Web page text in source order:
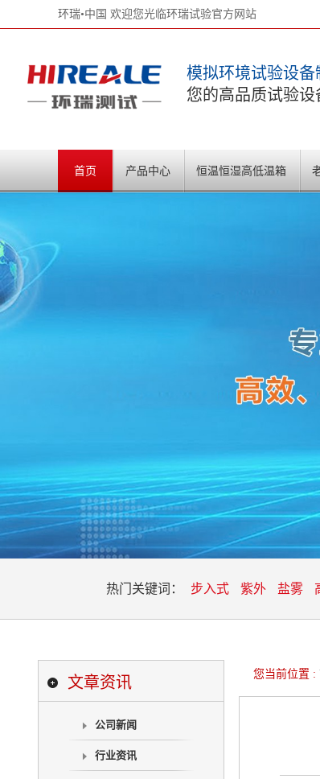
环瑞•中国 欢迎您光临环瑞试验官方网站
模拟环境试验设备
您的高品质试验设
首页 产品中心 恒温恒湿高低温箱
热门关键词： 步入式 紫外 盐雾
文章资讯
公司新闻
行业资讯
您当前位置 :